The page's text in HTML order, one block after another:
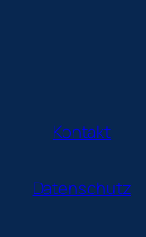
Kontakt
Datenschutz